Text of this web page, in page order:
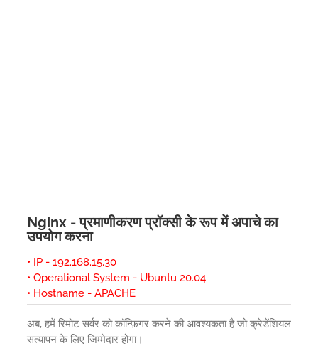
Nginx - प्रमाणीकरण प्रॉक्सी के रूप में अपाचे का
उपयोग करना
• IP - 192.168.15.30
• Operational System - Ubuntu 20.04
• Hostname - APACHE
अब, हमें रिमोट सर्वर को कॉन्फ़िगर करने की आवश्यकता है जो क्रेडेंशियल
सत्यापन के लिए जिम्मेदार होगा।